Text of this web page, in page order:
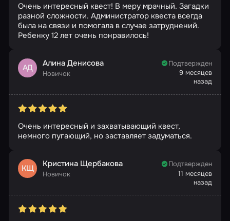
Очень интересный квест! В меру мрачный. Загадки
разной сложности. Администратор квеста всегда
была на связи и помогала в случае затруднений.
Ребенку 12 лет очень понравилось!
АД Алина Денисова
Новичок
Подтвержден
9 месяцев
назад
Очень интересный и захватывающий квест,
немного пугающий, но заставляет задуматься.
КЩ Кристина Щербакова
Новичок
Подтвержден
11 месяцев
назад